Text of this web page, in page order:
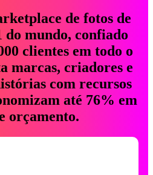
de fotos de
do mundo, confiado
clientes em todo o
marcas, criadores e
com recursos
até 76% em
orçamento.